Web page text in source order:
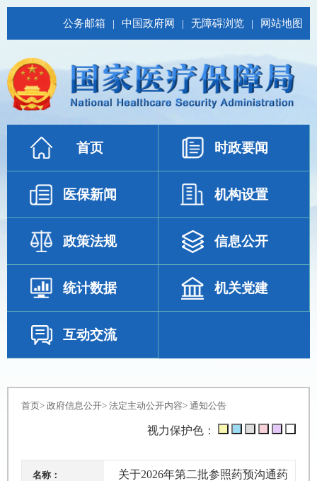
公务邮箱 | 中国政府网 | 无障碍浏览 | 网站地图
首页 时政要闻
医保新闻 机构设置
政策法规 信息公开
统计数据 机关党建
互动交流
首页> 政府信息公开> 法定主动公开内容> 通知公告
视力保护色：
名称： 关于2026年第二批参照药预沟通药